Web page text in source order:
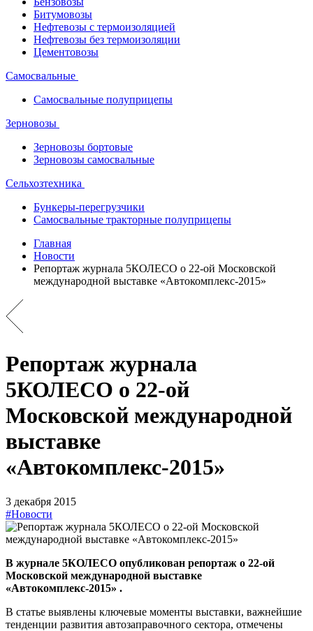
Битумовозы
Нефтевозы с термоизоляцией
Нефтевозы без термоизоляции
Цементовозы
Самосвальные
Самосвальные полуприцепы
Зерновозы
Зерновозы бортовые
Зерновозы самосвальные
Сельхозтехника
Бункеры-перегрузчики
Самосвальные тракторные полуприцепы
Главная
Новости
Репортаж журнала 5КОЛЕСО о 22-ой Московской
международной выставке «Автокомплекс-2015»
Репортаж журнала
5КОЛЕСО о 22-ой
Московской международной
выставке
«Автокомплекс-2015»
3 декабря 2015
#Новости
В журнале 5КОЛЕСО опубликован репортаж о 22-ой
Московской международной выставке
«Автокомплекс-2015» .
В статье выявлены ключевые моменты выставки, важнейшие
тенденции развития автозаправочного сектора, отмечены